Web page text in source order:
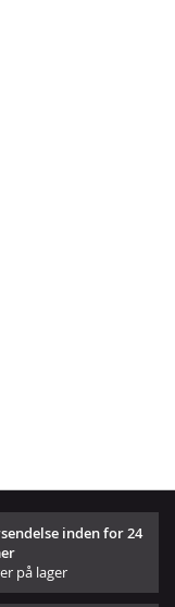
inden for 24
på lager